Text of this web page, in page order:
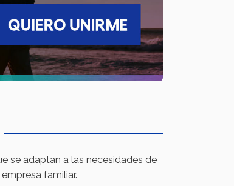
se adaptan a las necesidades de
familiar.